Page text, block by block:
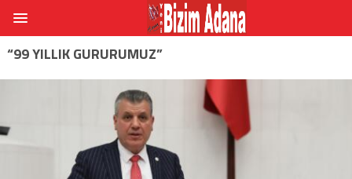
“99 YILLIK GURURUMUZ”